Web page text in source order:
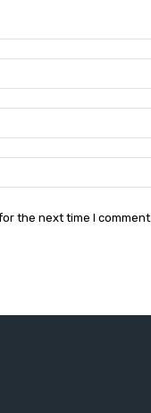
the next time I comment.